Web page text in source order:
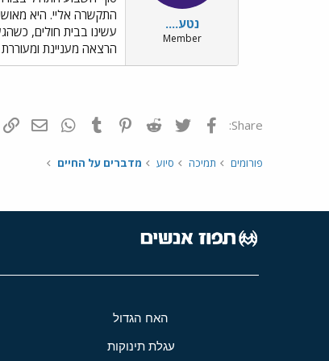
נטע....
Member
עשינו בבית חולים,
הרצאה מעניינת
Share: פייסבוק Twitter
Reddit
Pinterest
Tumblr
WhatsApp
דואר
פורומים תמיכה סיוע מדברים על החיים
האח הגדול
עגלת תינוקות